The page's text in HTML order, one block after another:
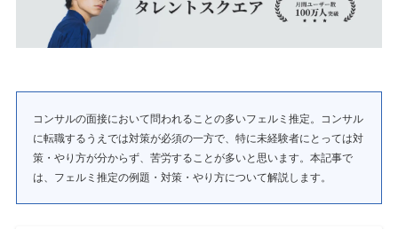
コンサルの面接において問われることの多いフェルミ推定。コンサル
に転職するうえでは対策が必須の一方で、特に未経験者にとっては対
策・やり方が分からず、苦労することが多いと思います。本記事で
は、フェルミ推定の例題・対策・やり方について解説します。